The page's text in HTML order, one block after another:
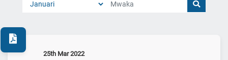
25th Mar 2022